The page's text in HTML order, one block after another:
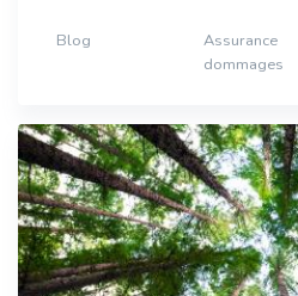
Blog
Assurance
dommages